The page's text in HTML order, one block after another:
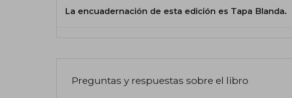
La encuadernación de esta edición es Tapa Blanda.
Preguntas y respuestas sobre el libro